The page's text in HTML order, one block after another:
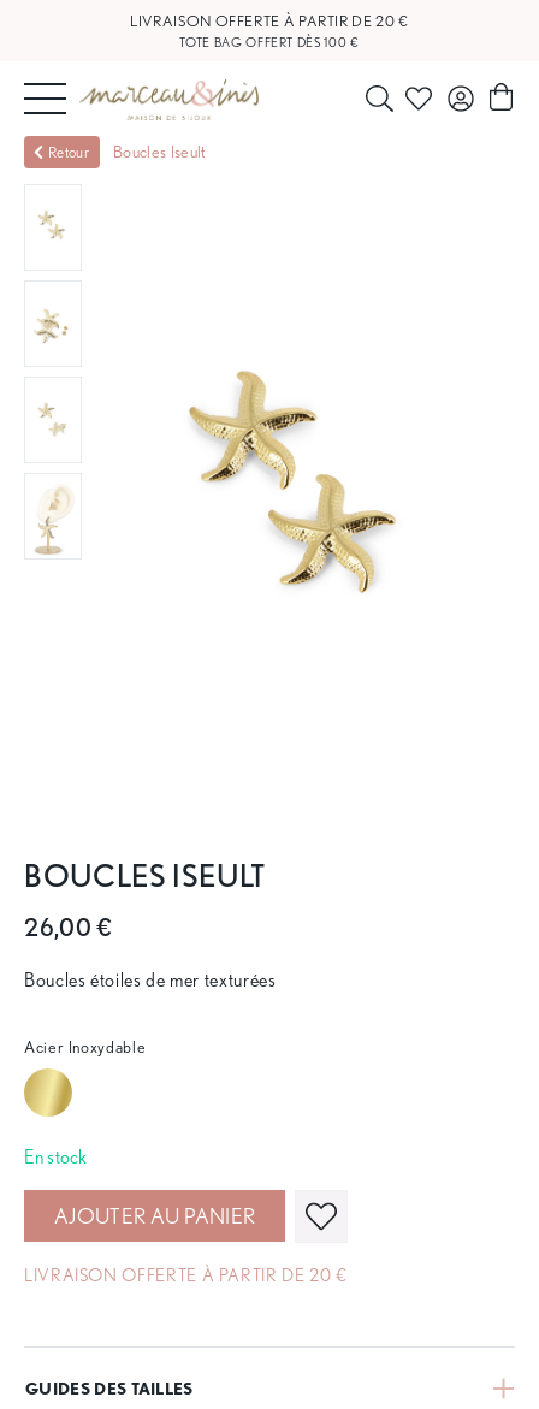
LIVRAISON OFFERTE À PARTIR DE 20 €
TOTE BAG OFFERT DÈS 100 €
NOUVEAUTÉS
OUTLET
NOS
FAQ
Retour Boucles Iseult
BOUCLES ISEULT
26,00 €
Boucles étoiles de mer texturées
Acier Inoxydable
En stock
AJOUTER AU PANIER
LIVRAISON OFFERTE À PARTIR DE 20 €
GUIDES DES TAILLES